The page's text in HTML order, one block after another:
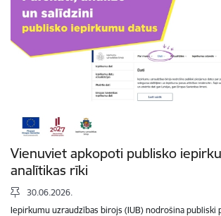
Vienuviet apkopoti publisko
analītikas rīki
30.06.2026.
Iepirkumu uzraudzības birojs (IUB) nodrošina publiski